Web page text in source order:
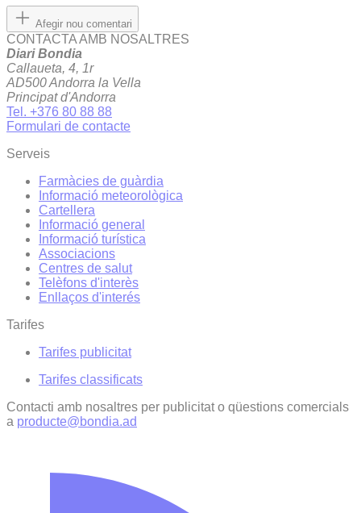
Afegir nou comentari
CONTACTA AMB NOSALTRES
Diari Bondia
Callaueta, 4, 1r
AD500 Andorra la Vella
Principat d'Andorra
Tel. +376 80 88 88
Formulari de contacte
Serveis
Farmàcies de guàrdia
Informació meteorològica
Cartellera
Informació general
Informació turística
Associacions
Centres de salut
Telèfons d'interès
Enllaços d'interés
Tarifes
Tarifes publicitat
Tarifes classificats
Contacti amb nosaltres per publicitat o qüestions comercials
a producte@bondia.ad